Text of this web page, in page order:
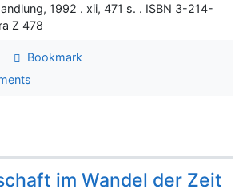
1992 . xii, 471 s. . ISBN 3-214-
Z 478
Bookmark
im Wandel der Zeit